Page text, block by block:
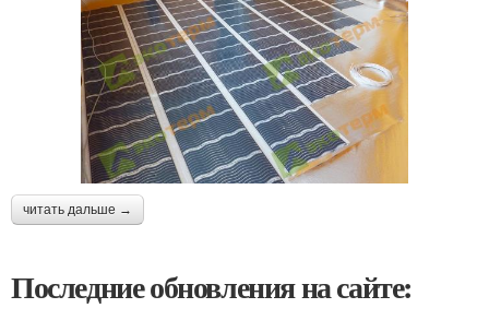
читать дальше →
Последние обновления на сайте: